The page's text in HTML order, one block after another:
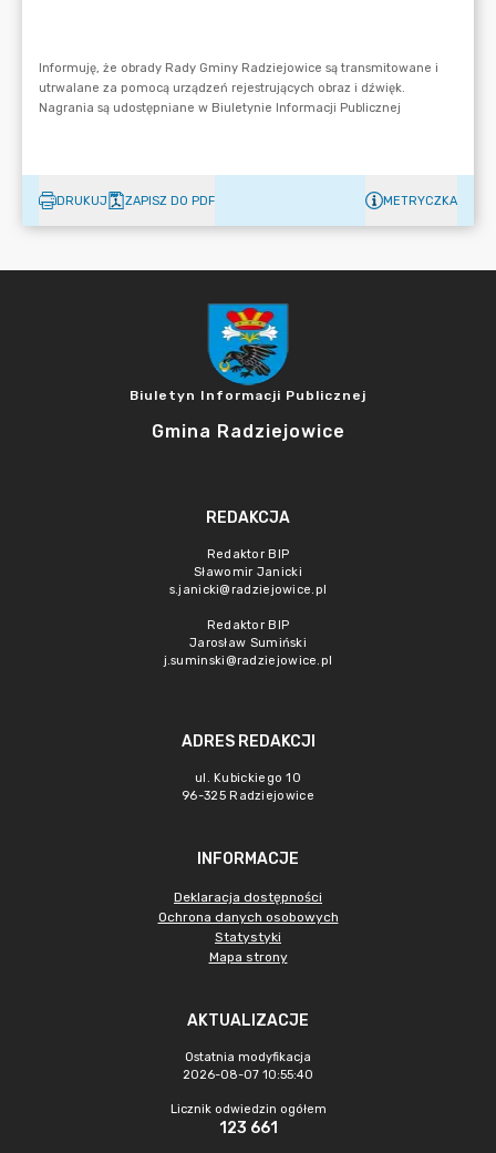
DRUKUJ ZAPISZ DO PDF METRYCZKA
Biuletyn Informacji Publicznej
Gmina Radziejowice
REDAKCJA
Redaktor BIP
Sławomir Janicki
s.janicki@radziejowice.pl
Redaktor BIP
Jarosław Sumiński
j.suminski@radziejowice.pl
ADRES REDAKCJI
ul. Kubickiego 10
96-325 Radziejowice
INFORMACJE
Deklaracja dostępności
Ochrona danych osobowych
Statystyki
Mapa strony
AKTUALIZACJE
Ostatnia modyfikacja
2026-08-07 10:55:40
Licznik odwiedzin ogółem
123 661